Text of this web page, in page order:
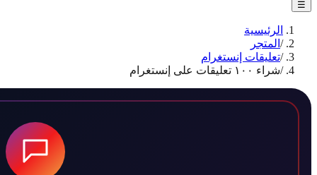
الرئيسية
المتجر
تعليقات إنستغرام
شراء ١٠٠ تعليقات على إنستغرام